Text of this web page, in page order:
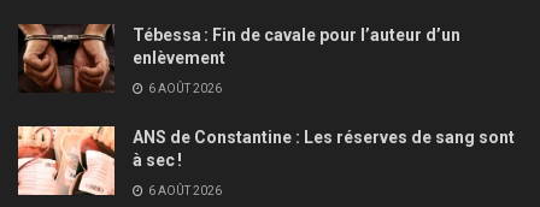
Tébessa : Fin de cavale pour l’auteur d’un
enlèvement
6 AOÛT 2026
ANS de Constantine : Les réserves de sang sont
à sec !
6 AOÛT 2026